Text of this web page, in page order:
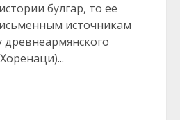
булгар, то ее
источникам
древнеармянского